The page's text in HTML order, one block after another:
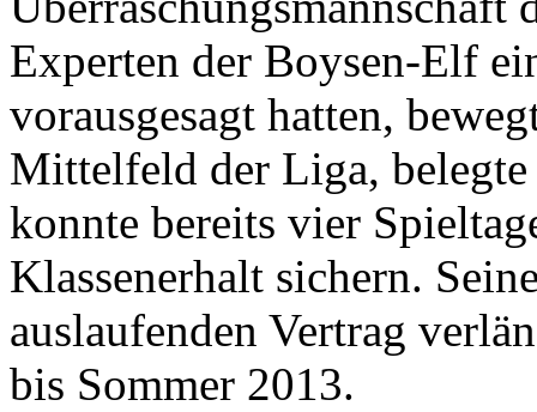
Experten der Boysen-Elf
vorausgesagt hatten,
Mittelfeld der Liga,
konnte bereits vier
Klassenerhalt sichern.
auslaufenden Vertrag
bis Sommer 2013.